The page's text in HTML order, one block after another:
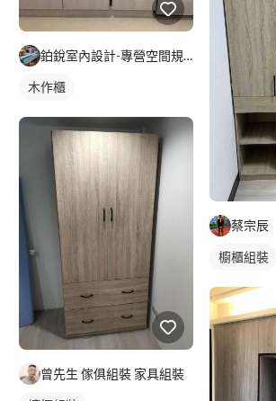
鉑銳室內設計-專營空間規劃
木作櫃
曾先生 傢俱組裝 家具組裝
蔡宗辰
櫥櫃組裝